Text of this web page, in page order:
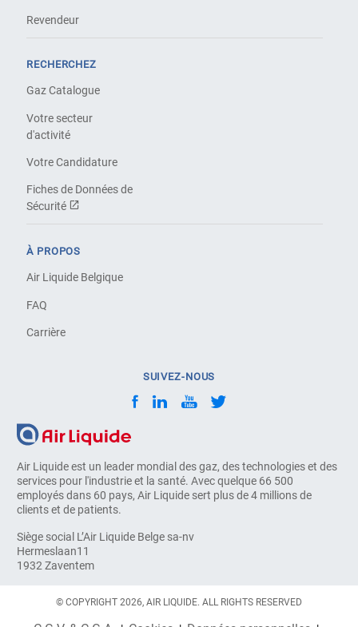
Air Liquide est un leader mondial des gaz, des technologies et des
services pour l'industrie et la santé. Avec quelque 66 500
employés dans 60 pays, Air Liquide sert plus de 4 millions de
clients et de patients.
Siège social L’Air Liquide Belge sa-nv
Hermeslaan11
1932 Zaventem
Revendeur
RECHERCHEZ
Gaz Catalogue
Votre secteur
d'activité
Votre Candidature
Fiches de Données de
Sécurité
À PROPOS
Air Liquide Belgique
FAQ
Carrière
SUIVEZ-NOUS
© COPYRIGHT 2026, AIR LIQUIDE. ALL RIGHTS RESERVED